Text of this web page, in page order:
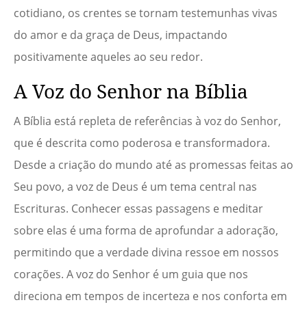
cotidiano, os crentes se tornam testemunhas vivas
do amor e da graça de Deus, impactando
positivamente aqueles ao seu redor.
A Voz do Senhor na Bíblia
A Bíblia está repleta de referências à voz do Senhor,
que é descrita como poderosa e transformadora.
Desde a criação do mundo até as promessas feitas ao
Seu povo, a voz de Deus é um tema central nas
Escrituras. Conhecer essas passagens e meditar
sobre elas é uma forma de aprofundar a adoração,
permitindo que a verdade divina ressoe em nossos
corações. A voz do Senhor é um guia que nos
direciona em tempos de incerteza e nos conforta em